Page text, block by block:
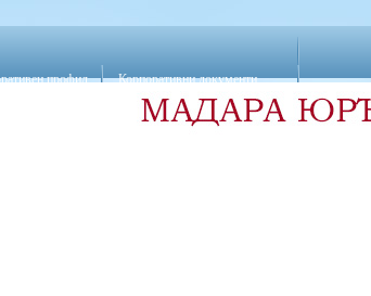
профил
Корпоративни документи
Протоколи от заседания на СД
на директорите